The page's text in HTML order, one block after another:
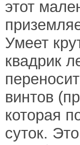
этот
Умеет
квадрик
винтов
которая
суток.